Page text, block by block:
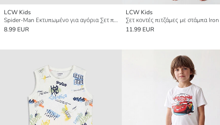
LCW Kids
Spider-Man Εκτυπωμένο για αγόρια Σετ πυτζάμες κοντό
8.99 EUR
LCW Kids
11.99 EUR